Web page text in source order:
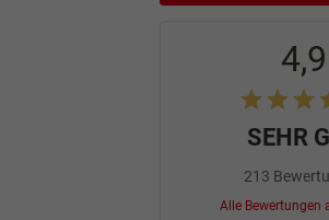
4,9
SEHR
213
Alle Bewertungen